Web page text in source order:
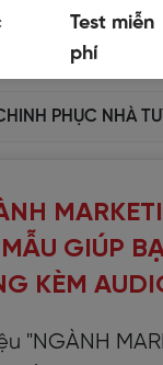
Test miễn
phí
PHỤC NHÀ
GIÚP
KÈM
"NGÀNH